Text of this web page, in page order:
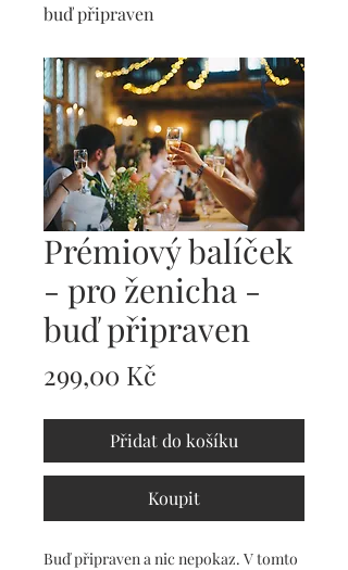
buď připraven
Prémiový balíček
- pro ženicha -
buď připraven
299,00 Kč
Přidat do košíku
Koupit
Buď připraven a nic nepokaz. V tomto